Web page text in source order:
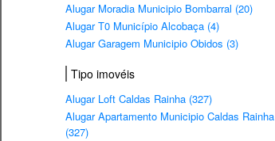
Alugar Moradia Municipio Bombarral (20)
Alugar T0 Município Alcobaça (4)
Alugar Garagem Municipio Obidos (3)
Tipo imovéis
Alugar Loft Caldas Rainha (327)
Alugar Apartamento Municipio Caldas Rainha
(327)